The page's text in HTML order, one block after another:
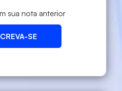
sua nota anterior
SE